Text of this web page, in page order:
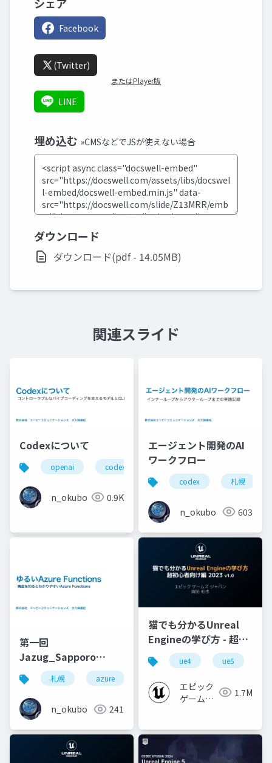
Facebook
(Twitter)
またはPlayer版
LINE
埋め込む »CMSなどでJSが使えない場合
ダウンロード
ダウンロード(pdf - 14.05MB)
関連スライド
Codexについて
openai codex
n_okubo 0.9K
エージェント開発のAI
ワークフロー
codex 札幌
n_okubo 603
第一回
Jazug_Sapporo
rebootイベント「ゆる
いAzure Functions」
札幌 azure
n_okubo 241
猫でも分かるUnreal
Engineの学び方 - 超初
心者向け編 - 2023 v1.0
ue4 ue5
エピック
ゲームズ
1.7M